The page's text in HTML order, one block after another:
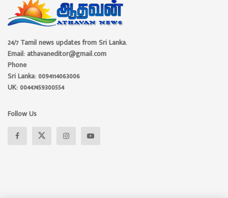
24/7 Tamil news updates from Sri Lanka.
Email: athavaneditor@gmail.com
Phone
Sri Lanka: 0094114063006
UK: 00447459300554
Follow Us